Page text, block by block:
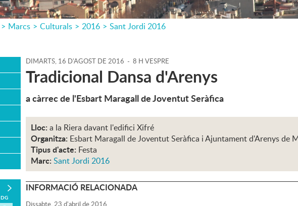
> Marcs > Culturals > 2016 > Sant Jordi 2016
DG
DIMARTS, 16 D'AGOST DE 2016 - 8 H VESPRE
Tradicional Dansa d'Arenys
a càrrec de l'Esbart Maragall de Joventut Seràfica
Lloc: a la Riera davant l'edifici Xifré
Organitza: Esbart Maragall de Joventut Seràfica i Ajuntament d'Arenys de
Tipus d'acte: Festa
Marc: Sant Jordi 2016
INFORMACIÓ RELACIONADA
Dissabte,23 d'abril de2016